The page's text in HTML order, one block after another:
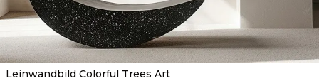
Leinwandbild Colorful Trees Art